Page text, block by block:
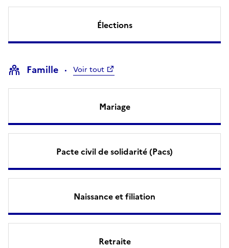
Élections
Famille Voir tout
Mariage
Pacte civil de solidarité (Pacs)
Naissance et filiation
Retraite